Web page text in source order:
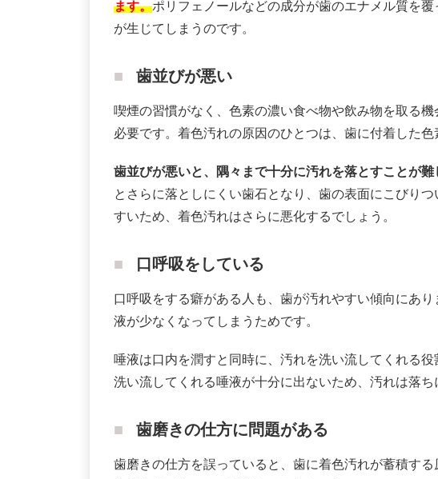
ます。ポリフェノールなどの成分が歯のエナメル質を
が生じてしまうのです。
歯並びが悪い
喫煙の習慣がなく、色素の濃い食べ物や飲み物を取る
必要です。着色汚れの原因のひとつは、歯に付着した
歯並びが悪いと、隅々まで十分に汚れを落とすことが難
とさらに落としにくい歯石となり、歯の表面にこびり
すいため、着色汚れはさらに悪化するでしょう。
口呼吸をしている
口呼吸をする癖がある人も、歯が汚れやすい傾向にあ
液が少なくなってしまうためです。
唾液は口内を潤すと同時に、汚れを洗い流してくれる
洗い流してくれる唾液が十分に出ないため、汚れは落
歯磨きの仕方に問題がある
歯磨きの仕方を誤っていると、歯に着色汚れが蓄積す